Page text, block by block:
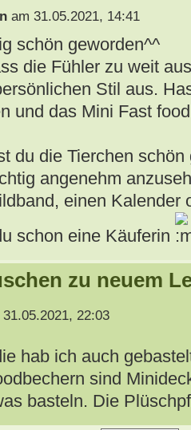
am 31.05.2021, 14:41
schön geworden^^
die Fühler zu weit
Stil aus.
und das Mini Fast
du die Tierchen
angenehm
einen Kalender
schon eine Käuferin
zu neuem
22:03
hab ich auch
sind
basteln. Die